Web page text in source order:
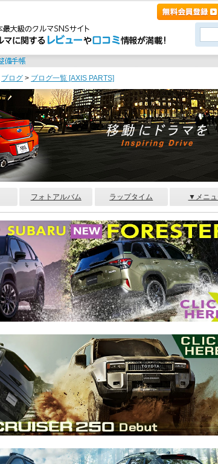
ブログ > ブログ一覧 [AXIS PARTS]
フォトアルバム ラップタイム ▼メニュ